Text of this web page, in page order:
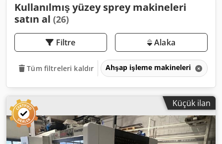
Kullanılmış yüzey sprey makineleri
satın al (26)
Filtre Alaka
Tüm filtreleri kaldır Ahşap işleme makineleri
Küçük ilan